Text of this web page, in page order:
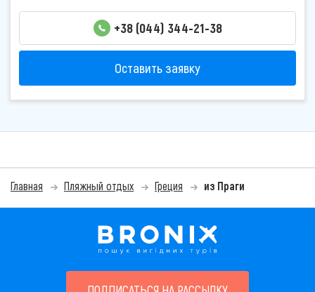
+38 (044) 344-21-38
Оставить заявку
Главная Пляжный отдых Греция из Праги